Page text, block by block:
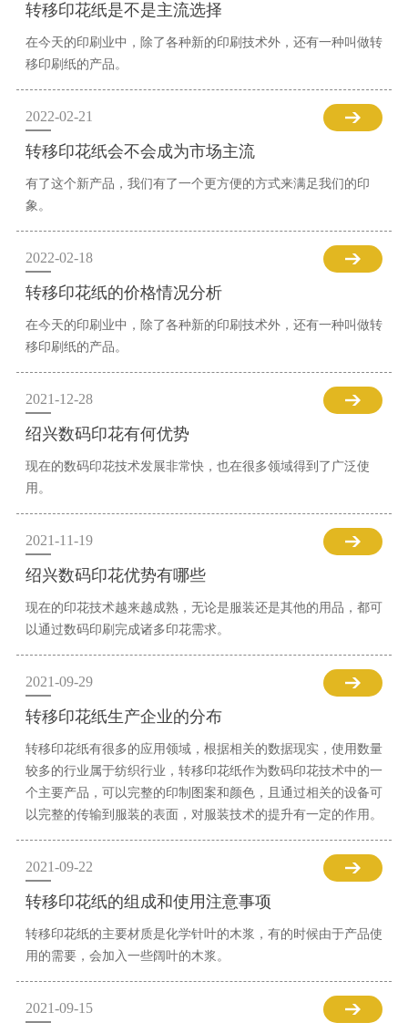
转移印花纸是不是主流选择
在今天的印刷业中，除了各种新的印刷技术外，还有一种叫做转
移印刷纸的产品。
2022-02-21
转移印花纸会不会成为市场主流
有了这个新产品，我们有了一个更方便的方式来满足我们的印
象。
2022-02-18
转移印花纸的价格情况分析
在今天的印刷业中，除了各种新的印刷技术外，还有一种叫做转
移印刷纸的产品。
2021-12-28
绍兴数码印花有何优势
现在的数码印花技术发展非常快，也在很多领域得到了广泛使
用。
2021-11-19
绍兴数码印花优势有哪些
现在的印花技术越来越成熟，无论是服装还是其他的用品，都可
以通过数码印刷完成诸多印花需求。
2021-09-29
转移印花纸生产企业的分布
转移印花纸有很多的应用领域，根据相关的数据现实，使用数量
较多的行业属于纺织行业，转移印花纸作为数码印花技术中的一
个主要产品，可以完整的印制图案和颜色，且通过相关的设备可
以完整的传输到服装的表面，对服装技术的提升有一定的作用。
2021-09-22
转移印花纸的组成和使用注意事项
转移印花纸的主要材质是化学针叶的木浆，有的时候由于产品使
用的需要，会加入一些阔叶的木浆。
2021-09-15